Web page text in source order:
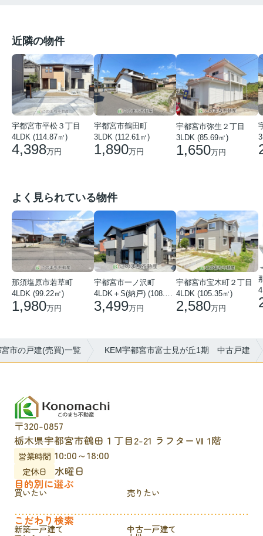
近隣の物件
宇都宮市平松３丁目
4LDK (114.87㎡)
4,398万円
宇都宮市鶴田町
3LDK (112.61㎡)
1,890万円
宇都宮市弥生２丁目
3LDK (85.69㎡)
1,650万円
よく見られている物件
那須塩原市若草町
4LDK (99.22㎡)
1,980万円
宇都宮市一ノ沢町
3,499万円
宇都宮市宝木町２丁目
4LDK (105.35㎡)
2,580万円
市の戸建(売買)一覧 KEM宇都宮市富士見が丘1期 中古戸建
〒320-0857
栃木県宇都宮市鶴田１丁目2-21 ラフターⅦ 1階
営業時間 10:00～18:00
定休日
水曜日
目的別に選ぶ
買いたい 売りたい
こだわり検索
新築一戸建て 中古一戸建て